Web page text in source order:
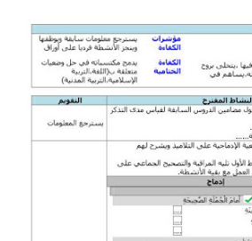
بنك الفروض و الاختبارات
محفظة الأستاذ
بنك مذكرات الاستاذ
بنك التوزيعات الشهرية
دفاتر استاذ التعليم الابتدائي
المسابقات المهنية